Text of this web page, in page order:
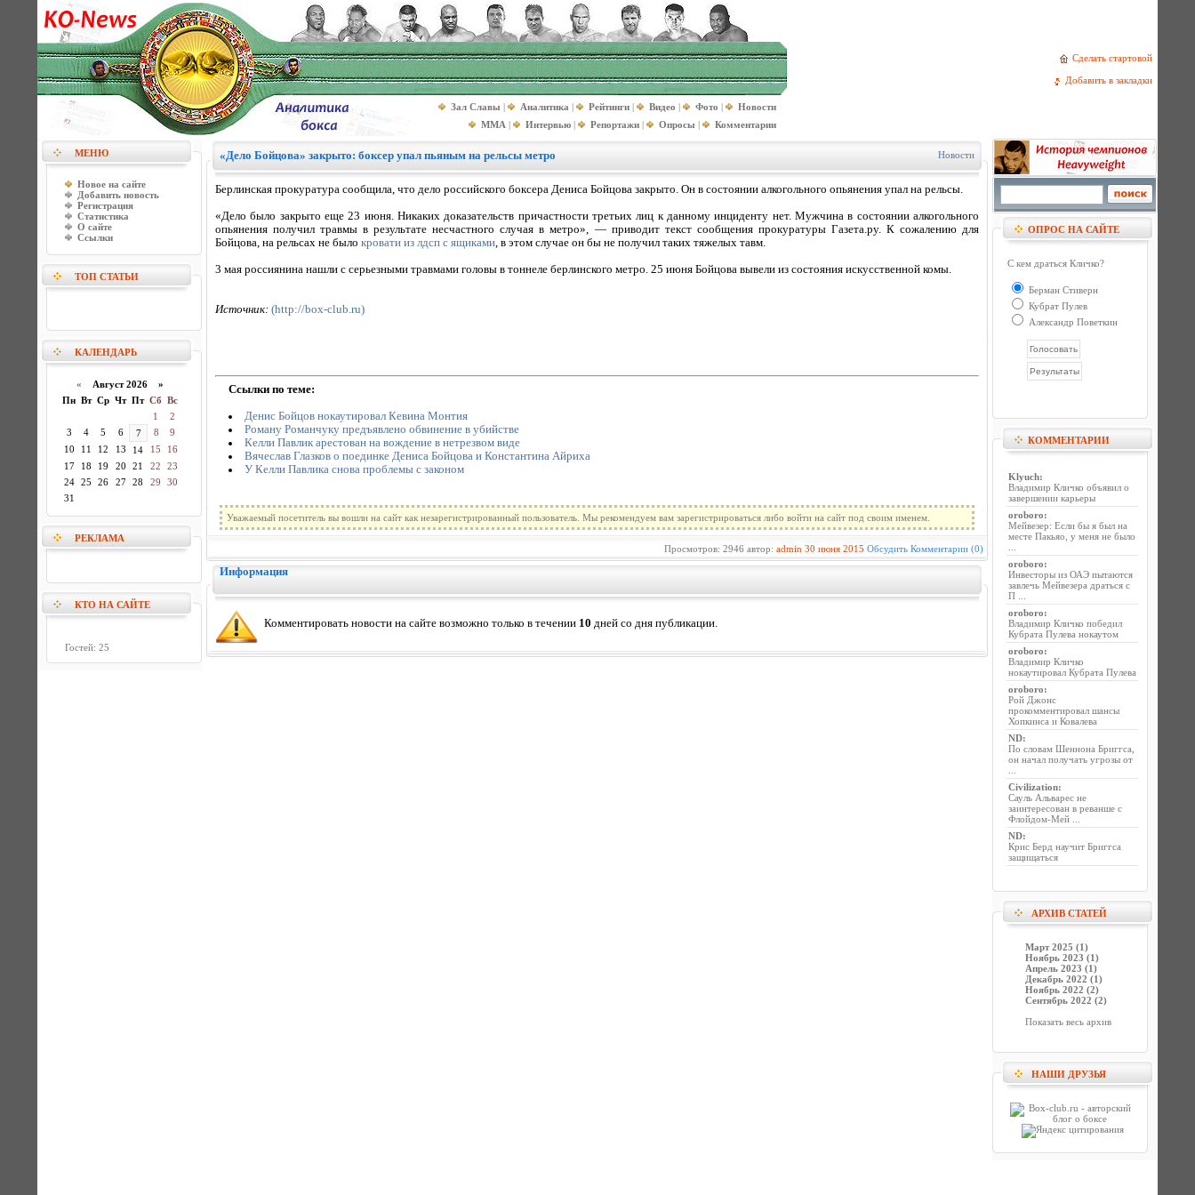
Сделать стартовой
Добавить в закладки
Зал Славы | Аналитика | Рейтинги | Видео | Фото |
Новости
MMA | Интервью | Репортажи | Опросы | Комментарии
МЕНЮ
Новое на сайте
Добавить новость
Регистрация
Статистика
О сайте
Ссылки
ТОП СТАТЬИ
КАЛЕНДАРЬ
« Август 2026 »
Пн Вт Ср Чт Пт Сб Вс
1
2
3
4 5 6 7 8
9
10
11 12 13 14 15
16
17
18 19 20 21 22
23
24
25 26 27 28 29
30
31
РЕКЛАМА
КТО НА САЙТЕ
Гостей: 25
«Дело Бойцова» закрыто: боксер упал пьяным на рельсы метро Новости
Берлинская прокуратура сообщила, что дело российского боксера Дениса Бойцова закрыто. Он в состоянии алкогольного опьянения упал на рельсы.
«Дело было закрыто еще 23 июня. Никаких доказательств причастности третьих лиц к данному инциденту нет. Мужчина в состоянии алкогольного
опьянения получил травмы в результате несчастного случая в метро», — приводит текст сообщения прокуратуры Газета.ру. К сожалению для
Бойцова, на рельсах не было кровати из лдсп с ящиками, в этом случае он бы не получил таких тяжелых тавм.
3 мая россиянина нашли с серьезными травмами головы в тоннеле берлинского метро. 25 июня Бойцова вывели из состояния искусственной комы.
Источник: (http://box-club.ru)
Ссылки по теме:
Денис Бойцов нокаутировал Кевина Монтия
Роману Романчуку предъявлено обвинение в убийстве
Келли Павлик арестован на вождение в нетрезвом виде
Вячеслав Глазков о поединке Дениса Бойцова и Константина Айриха
У Келли Павлика снова проблемы с законом
Уважаемый посетитель вы вошли на сайт как незарегистрированный пользователь. Мы рекомендуем вам зарегистрироваться либо войти на сайт под своим именем.
Просмотров: 2946 автор: admin 30 июня 2015 Обсудить Комментарии (0)
Информация
Комментировать новости на сайте возможно только в течении 10 дней со дня публикации.
ОПРОС НА САЙТЕ
С кем драться Кличко?
Берман Стиверн
Кубрат Пулев
Александр Поветкин
КОММЕНТАРИИ
Klyuch:
Владимир Кличко объявил о
завершении карьеры
oroboro:
Мейвезер: Если бы я был на
месте Пакьяо, у меня не было
oroboro:
Инвесторы из ОАЭ пытаются
завлечь Мейвезера драться с
П ...
oroboro:
Владимир Кличко победил
Кубрата Пулева нокаутом
oroboro:
Владимир Кличко
нокаутировал Кубрата Пулева
oroboro:
Рой Джонс
прокомментировал шансы
Хопкинса и Ковалева
ND:
По словам Шеннона Бриггса,
он начал получать угрозы от
Civilization:
Сауль Альварес не
заинтересован в реванше с
Флойдом-Мей ...
ND:
Крис Берд научит Бриггса
защищаться
АРХИВ СТАТЕЙ
Март 2025 (1)
Ноябрь 2023 (1)
Апрель 2023 (1)
Декабрь 2022 (1)
Ноябрь 2022 (2)
Сентябрь 2022 (2)
Показать весь архив
НАШИ ДРУЗЬЯ